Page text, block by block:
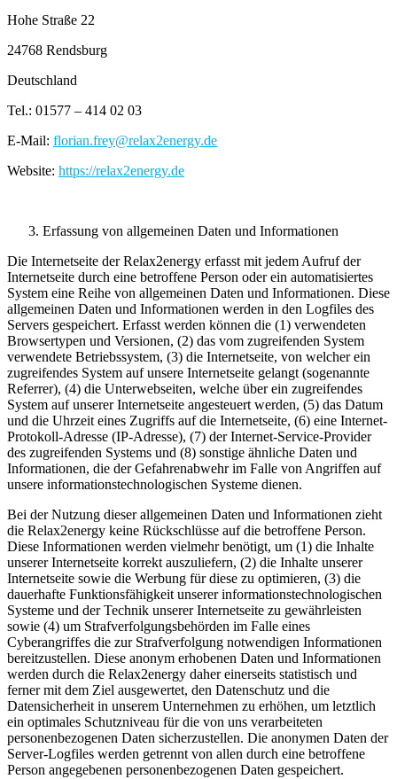
Hohe Straße 22
24768 Rendsburg
Deutschland
Tel.: 01577 – 414 02 03
E-Mail: florian.frey@relax2energy.de
Website: https://relax2energy.de
Erfassung von allgemeinen Daten und Informationen
Die Internetseite der Relax2energy erfasst mit jedem Aufruf der
Internetseite durch eine betroffene Person oder ein automatisiertes
System eine Reihe von allgemeinen Daten und Informationen. Diese
allgemeinen Daten und Informationen werden in den Logfiles des
Servers gespeichert. Erfasst werden können die (1) verwendeten
Browsertypen und Versionen, (2) das vom zugreifenden System
verwendete Betriebssystem, (3) die Internetseite, von welcher ein
zugreifendes System auf unsere Internetseite gelangt (sogenannte
Referrer), (4) die Unterwebseiten, welche über ein zugreifendes
System auf unserer Internetseite angesteuert werden, (5) das Datum
und die Uhrzeit eines Zugriffs auf die Internetseite, (6) eine Internet-
Protokoll-Adresse (IP-Adresse), (7) der Internet-Service-Provider
des zugreifenden Systems und (8) sonstige ähnliche Daten und
Informationen, die der Gefahrenabwehr im Falle von Angriffen auf
unsere informationstechnologischen Systeme dienen.
Bei der Nutzung dieser allgemeinen Daten und Informationen zieht
die Relax2energy keine Rückschlüsse auf die betroffene Person.
Diese Informationen werden vielmehr benötigt, um (1) die Inhalte
unserer Internetseite korrekt auszuliefern, (2) die Inhalte unserer
Internetseite sowie die Werbung für diese zu optimieren, (3) die
dauerhafte Funktionsfähigkeit unserer informationstechnologischen
Systeme und der Technik unserer Internetseite zu gewährleisten
sowie (4) um Strafverfolgungsbehörden im Falle eines
Cyberangriffes die zur Strafverfolgung notwendigen Informationen
bereitzustellen. Diese anonym erhobenen Daten und Informationen
werden durch die Relax2energy daher einerseits statistisch und
ferner mit dem Ziel ausgewertet, den Datenschutz und die
Datensicherheit in unserem Unternehmen zu erhöhen, um letztlich
ein optimales Schutzniveau für die von uns verarbeiteten
personenbezogenen Daten sicherzustellen. Die anonymen Daten der
Server-Logfiles werden getrennt von allen durch eine betroffene
Person angegebenen personenbezogenen Daten gespeichert.